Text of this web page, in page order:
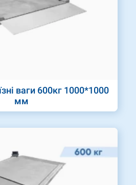
ваги 600кг 1000*1000
мм